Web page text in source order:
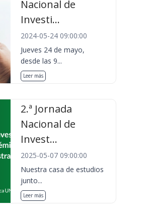
Nacional de
Investi...
2024-05-24 09:00:00
Jueves 24 de mayo,
desde las 9...
Leer más
2.ª Jornada
Nacional de
Invest...
2025-05-07 09:00:00
Nuestra casa de estudios
junto...
Leer más